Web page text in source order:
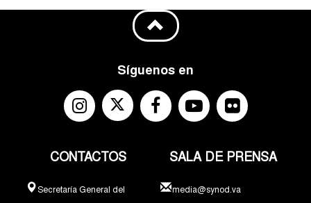
Síguenos en
CONTACTOS
Secretaría General del
SALA DE PRENSA
media@synod.va